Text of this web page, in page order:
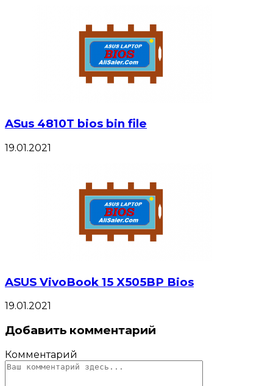
ASus 4810T bios bin file
19.01.2021
ASUS VivoBook 15 X505BP Bios
19.01.2021
Добавить комментарий
Комментарий